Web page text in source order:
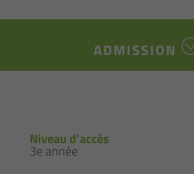
ADMISSION
Niveau d’accès
3e année